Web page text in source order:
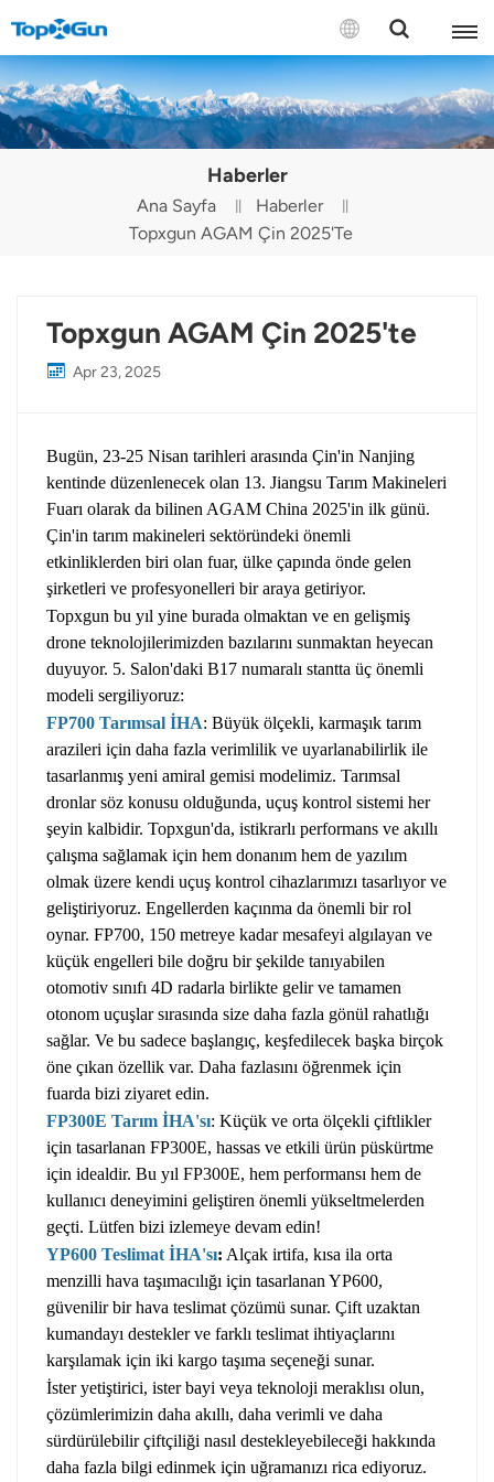
BİZE ULAŞIN
English
Español
Русский
Português(Brasil)
Haberler
Ana Sayfa
Haberler
Topxgun AGAM Çin 2025'te
Topxgun AGAM Çin 2025'te
Apr 23, 2025
Bugün, 23-25 ​​Nisan tarihleri ​​arasında Çin'in Nanjing
kentinde düzenlenecek olan 13. Jiangsu Tarım Makineleri
Fuarı olarak da bilinen AGAM China 2025'in ilk günü.
Çin'in tarım makineleri sektöründeki önemli
etkinliklerden biri olan fuar, ülke çapında önde gelen
şirketleri ve profesyonelleri bir araya getiriyor.
Topxgun bu yıl yine burada olmaktan ve en gelişmiş
drone teknolojilerimizden bazılarını sunmaktan heyecan
duyuyor. 5. Salon'daki B17 numaralı stantta üç önemli
modeli sergiliyoruz:
FP700 Tarımsal İHA: Büyük ölçekli, karmaşık tarım
arazileri için daha fazla verimlilik ve uyarlanabilirlik ile
tasarlanmış yeni amiral gemisi modelimiz. Tarımsal
dronlar söz konusu olduğunda, uçuş kontrol sistemi her
şeyin kalbidir. Topxgun'da, istikrarlı performans ve akıllı
çalışma sağlamak için hem donanım hem de yazılım
olmak üzere kendi uçuş kontrol cihazlarımızı tasarlıyor ve
geliştiriyoruz. Engellerden kaçınma da önemli bir rol
oynar. FP700, 150 metreye kadar mesafeyi algılayan ve
küçük engelleri bile doğru bir şekilde tanıyabilen
otomotiv sınıfı 4D radarla birlikte gelir ve tamamen
otonom uçuşlar sırasında size daha fazla gönül rahatlığı
sağlar. Ve bu sadece başlangıç, keşfedilecek başka birçok
öne çıkan özellik var. Daha fazlasını öğrenmek için
fuarda bizi ziyaret edin.
FP300E Tarım İHA'sı: Küçük ve orta ölçekli çiftlikler
için tasarlanan FP300E, hassas ve etkili ürün püskürtme
için idealdir. Bu yıl FP300E, hem performansı hem de
kullanıcı deneyimini geliştiren önemli yükseltmelerden
geçti. Lütfen bizi izlemeye devam edin!
YP600 Teslimat İHA'sı: Alçak irtifa, kısa ila orta
menzilli hava taşımacılığı için tasarlanan YP600,
güvenilir bir hava teslimat çözümü sunar. Çift uzaktan
kumandayı destekler ve farklı teslimat ihtiyaçlarını
karşılamak için iki kargo taşıma seçeneği sunar.
İster yetiştirici, ister bayi veya teknoloji meraklısı olun,
çözümlerimizin daha akıllı, daha verimli ve daha
sürdürülebilir çiftçiliği nasıl destekleyebileceği hakkında
daha fazla bilgi edinmek için uğramanızı rica ediyoruz.